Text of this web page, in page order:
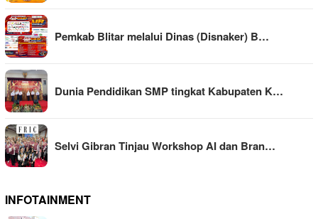
Pemkab Blitar melalui Dinas (Disnaker) B…
Dunia Pendidikan SMP tingkat Kabupaten K…
Selvi Gibran Tinjau Workshop AI dan Bran…
INFOTAINMENT